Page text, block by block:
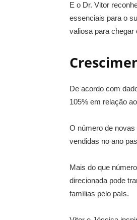
E o Dr. Vitor
essenciais para o
valiosa para chegar
De acordo com
105% em relação
O número de
vendidas no ano
Mais do que
direcionada pode
famílias pelo país.